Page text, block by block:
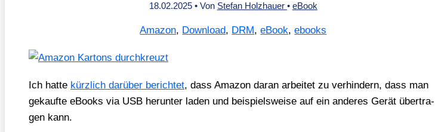
18.02.2025 • Von Stefan Holzhauer • eBook
Amazon, Download, DRM,eBook,ebooks
Ich hat­te kürz­lich dar­über berich­tet, dass Ama­zon dar­an arbei­tet zu ver­hin­dern, dass man
gekauf­te eBooks via USB her­un­ter laden und bei­spiels­wei­se auf ein ande­res Gerät über­tra­
gen kann.